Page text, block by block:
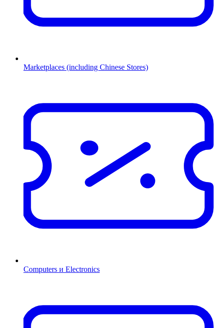
Marketplaces (including Chinese Stores)
Computers и Electronics